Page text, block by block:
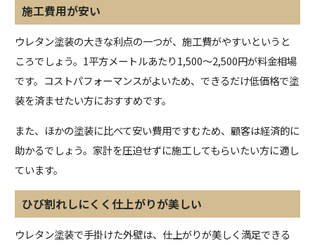
施工費用が安い
ウレタン塗装の大きな利点の一つが、施工費がやすいというと
ころでしょう。1平方メートルあたり1,500～2,500円が料金相場
です。コストパフォーマンスがよいため、できるだけ低価格で塗
装を済ませたい方におすすめです。
また、ほかの塗装に比べて安い費用ですむため、顧客は経済的に
助かるでしょう。家計を圧迫せずに施工してもらいたい方に適し
ています。
ひび割れしにくく仕上がりが美しい
ウレタン塗装で手掛けた外壁は、仕上がりが美しく満足できる